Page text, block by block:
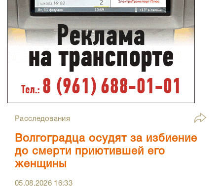
Расследования
Волгоградца осудят за избиение
до смерти приютившей его
женщины
05.08.2026 16:33